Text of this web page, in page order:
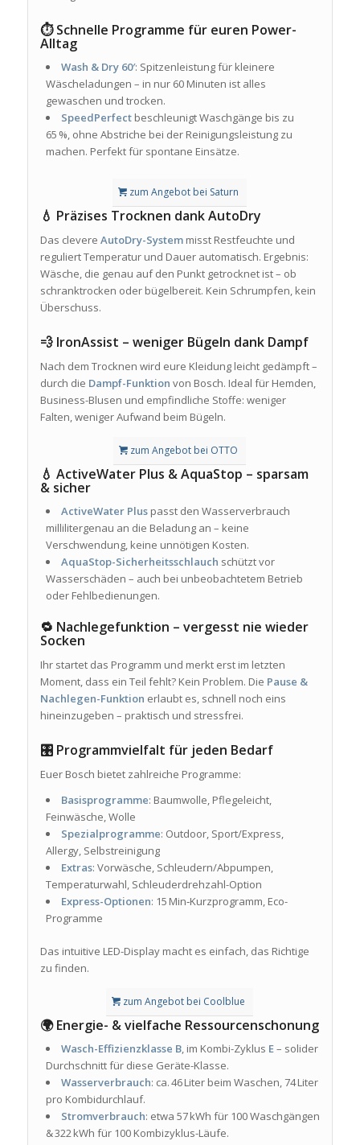
⏱️ Schnelle Programme für euren Power-
Alltag
Wash & Dry 60′: Spitzenleistung für kleinere
Wäscheladungen – in nur 60 Minuten ist alles
gewaschen und trocken.
SpeedPerfectbeschleunigt Waschgänge bis zu
65 %, ohne Abstriche bei der Reinigungsleistung zu
machen. Perfekt für spontane Einsätze.
zum Angebot bei Saturn
💧 Präzises Trocknen dank AutoDry
Das clevere AutoDry-Systemmisst Restfeuchte und
reguliert Temperatur und Dauer automatisch. Ergebnis:
Wäsche, die genau auf den Punkt getrocknet ist – ob
schranktrocken oder bügelbereit. Kein Schrumpfen, kein
Überschuss.
💨 IronAssist – weniger Bügeln dank Dampf
Nach dem Trocknen wird eure Kleidung leicht gedämpft –
durch die Dampf-Funktion von Bosch. Ideal für Hemden,
Business-Blusen und empfindliche Stoffe: weniger
Falten, weniger Aufwand beim Bügeln.
zum Angebot bei OTTO
💧 ActiveWater Plus & AquaStop – sparsam
& sicher
ActiveWater Pluspasst den Wasserverbrauch
millilitergenau an die Beladung an – keine
Verschwendung, keine unnötigen Kosten.
AquaStop-Sicherheitsschlauch schützt vor
Wasserschäden – auch bei unbeobachtetem Betrieb
oder Fehlbedienungen.
🔁 Nachlegefunktion – vergesst nie wieder
Socken
Ihr startet das Programm und merkt erst im letzten
Moment, dass ein Teil fehlt? Kein Problem. Die Pause &
Nachlegen-Funktion erlaubt es, schnell noch eins
hineinzugeben – praktisch und stressfrei.
🎛️ Programmvielfalt für jeden Bedarf
Euer Bosch bietet zahlreiche Programme:
Basisprogramme: Baumwolle, Pflegeleicht,
Feinwäsche, Wolle
Spezialprogramme: Outdoor, Sport/Express,
Allergy, Selbstreinigung
Extras: Vorwäsche, Schleudern/Abpumpen,
Temperaturwahl, Schleuderdrehzahl-Option
Express-Optionen: 15 Min‑Kurzprogramm, Eco-
Programme
Das intuitive LED-Display macht es einfach, das Richtige
zu finden.
zum Angebot bei Coolblue
🌍 Energie- & vielfache Ressourcenschonung
Wasch-Effizienzklasse B, im Kombi-Zyklus E– solider
Durchschnitt für diese Geräte-Klasse.
Wasserverbrauch: ca. 46 Liter beim Waschen, 74 Liter
pro Kombidurchlauf.
Stromverbrauch: etwa 57 kWh für 100 Waschgängen
& 322 kWh für 100 Kombizyklus-Läufe.